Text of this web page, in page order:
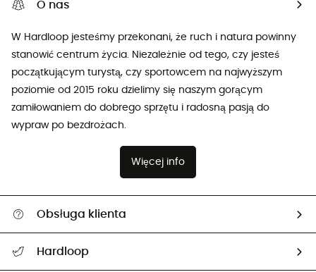
O nas
W Hardloop jesteśmy przekonani, że ruch i natura powinny
stanowić centrum życia. Niezależnie od tego, czy jesteś
początkującym turystą, czy sportowcem na najwyższym
poziomie od 2015 roku dzielimy się naszym gorącym
zamiłowaniem do dobrego sprzętu i radosną pasją do
wypraw po bezdrożach.
Więcej info
Obsługa klienta
Hardloop